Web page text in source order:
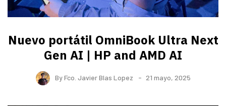
Nuevo portátil OmniBook Ultra ​Next
Gen AI | HP and AMD AI
ByFco. Javier Blas Lopez 21 mayo, 2025